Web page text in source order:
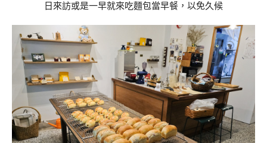
日來訪或是一早就來吃麵包當早餐，以免久候